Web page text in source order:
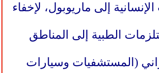
إلى ماريوبول، لإخفاء
"تمكنت حتى الآن من تسليم 185 طنا من المستلزمات الطبية إلى المناطق
(المستشفيات وسيارات